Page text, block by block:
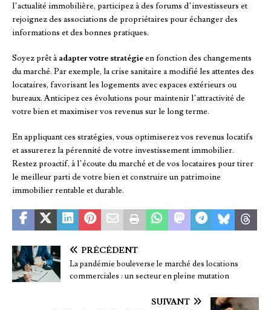
l’actualité immobilière, participez à des forums d’investisseurs et
rejoignez des associations de propriétaires pour échanger des
informations et des bonnes pratiques.
Soyez prêt à adapter votre stratégieen fonction des changements
du marché. Par exemple, la crise sanitaire a modifié les attentes des
locataires, favorisant les logements avec espaces extérieurs ou
bureaux. Anticipez ces évolutions pour maintenir l’attractivité de
votre bien et maximiser vos revenus sur le long terme.
En appliquant ces stratégies, vous optimiserez vos revenus locatifs
et assurerez la pérennité de votre investissement immobilier.
Restez proactif, à l’écoute du marché et de vos locataires pour tirer
le meilleur parti de votre bien et construire un patrimoine
immobilier rentable et durable.
PRÉCÉDENT
La pandémie bouleverse le marché des locations
commerciales : un secteur en pleine mutation
SUIVANT